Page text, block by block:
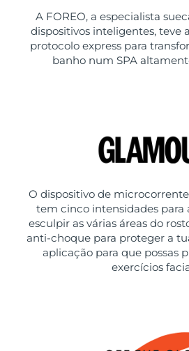
A FOREO, a especialista
dispositivos inteligentes, teve
protocolo express para
banho num SPA
O dispositivo de microcorrente
tem cinco intensidades para
esculpir as várias áreas do
anti-choque para proteger a
aplicação para que possas
exercícios